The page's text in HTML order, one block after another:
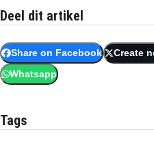
Deel dit artikel
Share on Facebook Create
Whatsapp
Tags